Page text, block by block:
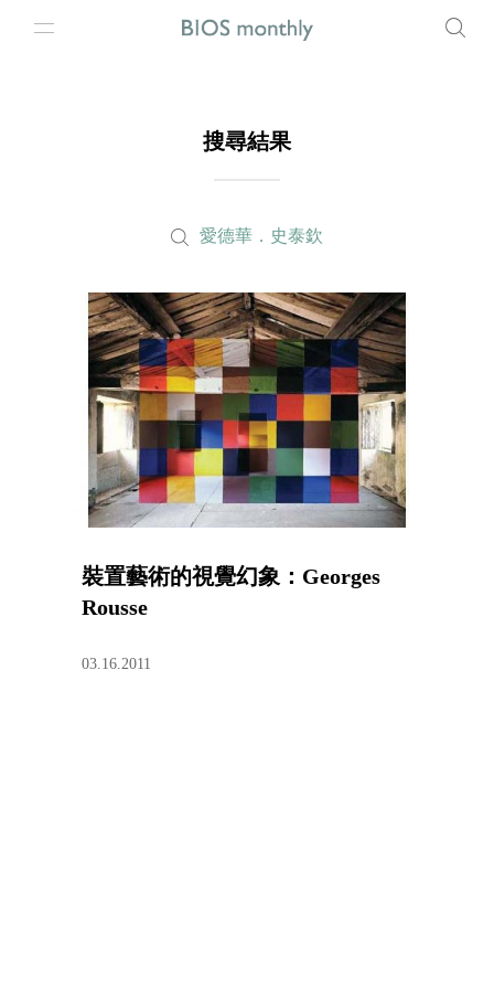
搜尋結果
愛德華．史泰欽
裝置藝術的視覺幻象：Georges
Rousse
03.16.2011